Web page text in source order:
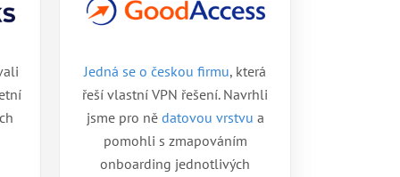
Jedná se o českou firmu, která
řeší vlastní VPN řešení. Navrhli
jsme pro ně datovou vrstvu a
pomohli s zmapováním
onboarding jednotlivých